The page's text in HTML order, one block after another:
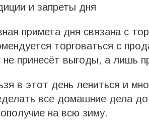
и запреты дня
примета дня связана с
торговаться с
не принесёт выгоды, а лишь
в этот день лениться и
все домашние дела
на всю зиму.